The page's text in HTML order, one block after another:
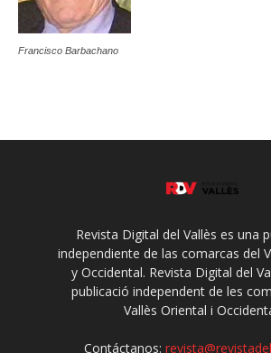
Francisco Barbachano
Revista Digital del Vallès es una
independiente de las comarcas del
y Occidental. Revista Digital del
publicació independent de les
Vallès Oriental i
Contáctanos: